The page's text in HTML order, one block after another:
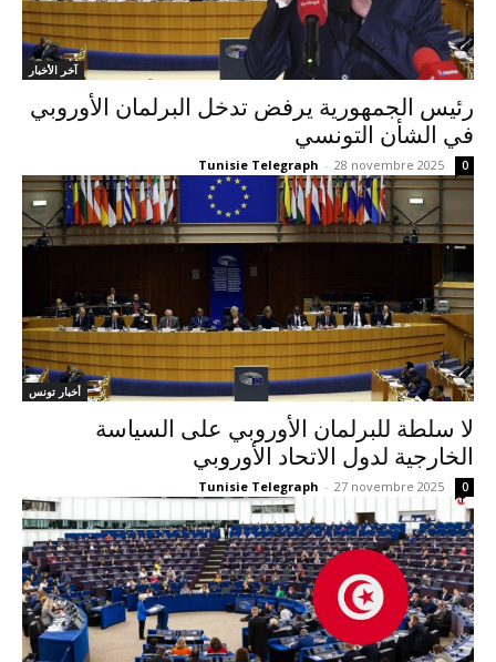
آخر الأخبار
رئيس الجمهورية يرفض تدخل البرلمان الأوروبي
في الشأن التونسي
Tunisie Telegraph - 28 novembre 2025 0
أخبار تونس
لا سلطة للبرلمان الأوروبي على السياسة
الخارجية لدول الاتحاد الأوروبي
Tunisie Telegraph - 27 novembre 2025 0